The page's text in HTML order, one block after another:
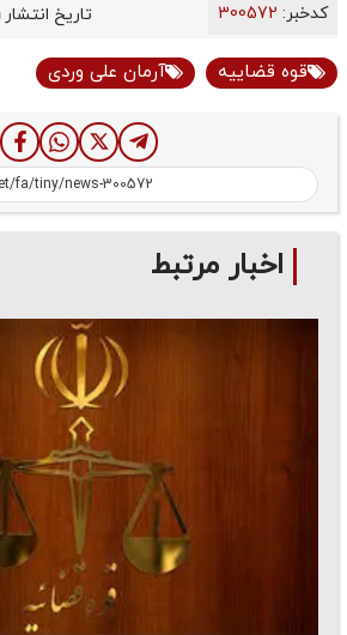
کدخبر: تاریخ انتشار
قوه قضاییه آرمان علی ‌وردی
اخبار مرتبط